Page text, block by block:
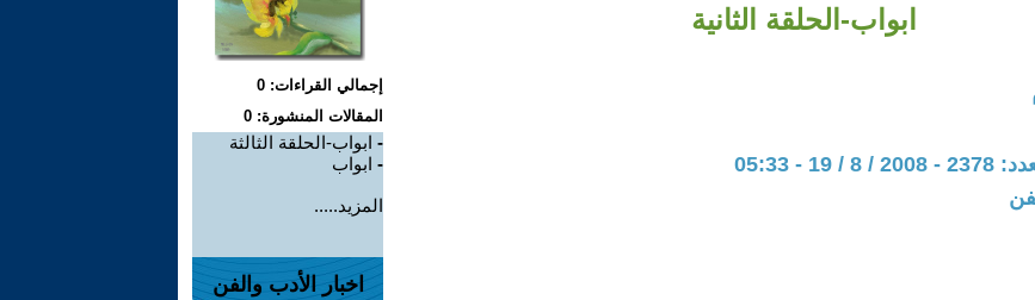
ابواب-الحلقة الثانية
- 05:33
إجمالي القراءات: 0
المقالات المنشورة: 0
- ابواب-الحلقة الثالثة
- ابواب
المزيد.....
اخبار الأدب والفن